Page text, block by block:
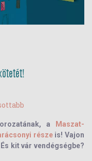
a
Maszat-
részeis! Vajon
kit vár vendégségbe?